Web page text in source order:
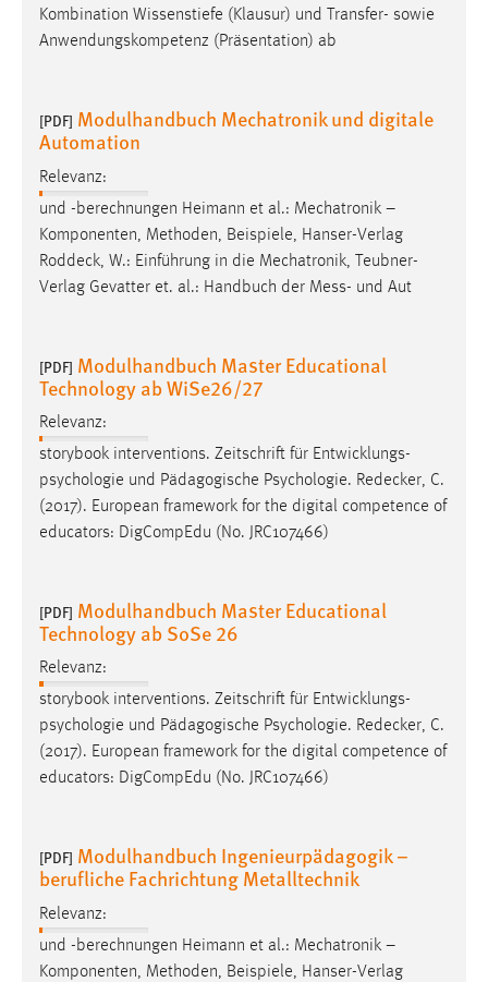
Kombination Wissenstiefe (Klausur) und Transfer- sowie
Anwendungskompetenz (Präsentation) ab
[PDF] Modulhandbuch Mechatronik und digitale
Automation
Relevanz:
und -berechnungen Heimann et al.: Mechatronik –
Komponenten, Methoden, Beispiele, Hanser-Verlag
Roddeck, W.: Einführung in die Mechatronik, Teubner-
Verlag Gevatter et. al.: Handbuch der Mess- und Aut
[PDF] Modulhandbuch Master Educational
Technology ab WiSe26/27
Relevanz:
storybook interventions. Zeitschrift für Entwicklungs-
psychologie und Pädagogische Psychologie. Redecker, C.
(2017). European framework for the digital competence of
educators: DigCompEdu (No. JRC107466)
[PDF] Modulhandbuch Master Educational
Technology ab SoSe 26
Relevanz:
storybook interventions. Zeitschrift für Entwicklungs-
psychologie und Pädagogische Psychologie. Redecker, C.
(2017). European framework for the digital competence of
educators: DigCompEdu (No. JRC107466)
[PDF] Modulhandbuch Ingenieurpädagogik –
berufliche Fachrichtung Metalltechnik
Relevanz:
und -berechnungen Heimann et al.: Mechatronik –
Komponenten, Methoden, Beispiele, Hanser-Verlag